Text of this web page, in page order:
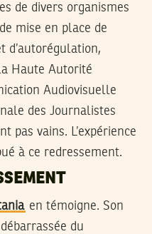
de divers organismes
mise en place de
d’autorégulation,
Haute Autorité
Audiovisuelle
des Journalistes
pas vains. L’expérience
à ce redressement.
en témoigne. Son
du